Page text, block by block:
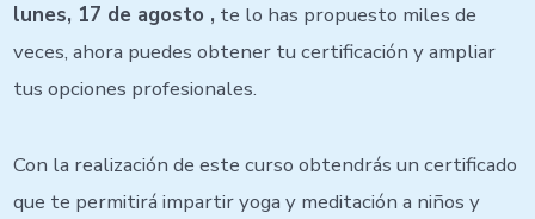
lunes, 17 de agosto , te lo has propuesto miles de
veces, ahora puedes obtener tu certificación y ampliar
tus opciones profesionales.
Con la realización de este curso obtendrás un certificado
que te permitirá impartir yoga y meditación a niños y